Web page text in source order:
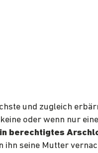
und zugleich
oder wenn nur
berechtigtes
ihn seine Mutter